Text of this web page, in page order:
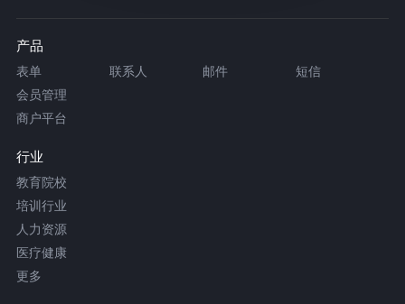
产品
表单 联系人 邮件
短信
会员管理
商户平台
行业
教育院校
培训行业
人力资源
医疗健康
更多